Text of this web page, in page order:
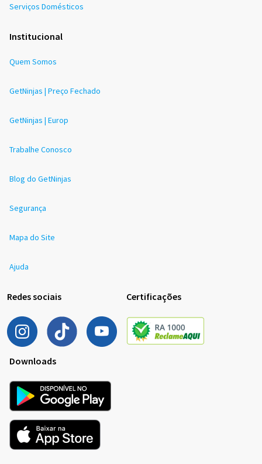
Serviços Domésticos
Institucional
Quem Somos
GetNinjas | Preço Fechado
GetNinjas | Europ
Trabalhe Conosco
Blog do GetNinjas
Segurança
Mapa do Site
Ajuda
Redes sociais Certificações
Downloads